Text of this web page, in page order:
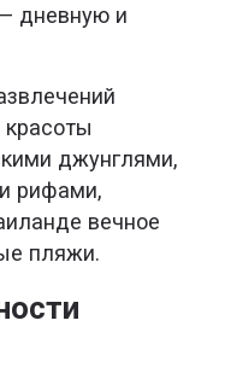
дневную и
джунглями,
рифами,
вечное
пляжи.